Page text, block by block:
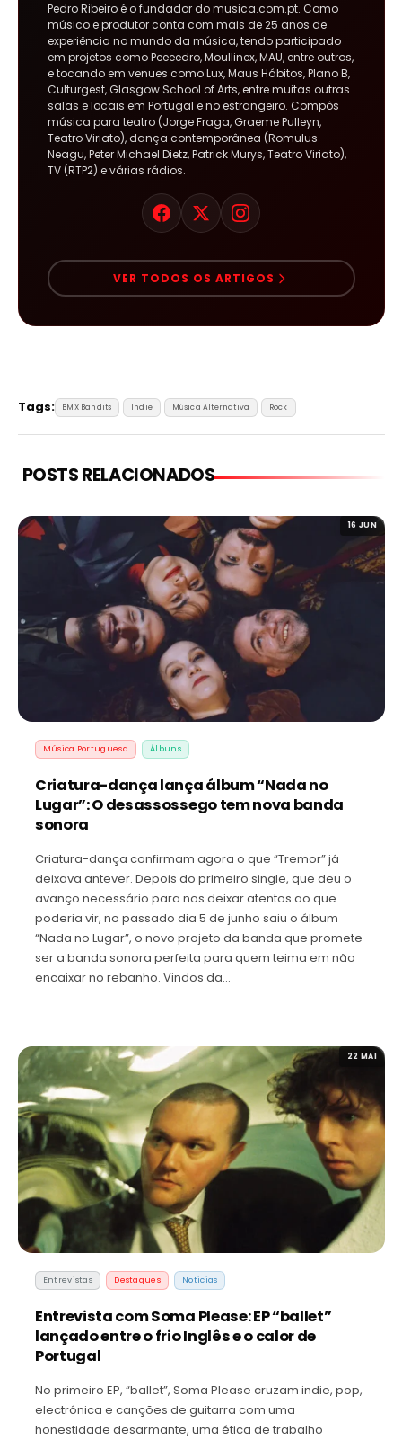
Pedro Ribeiro é o fundador do musica.com.pt. Como
músico e produtor conta com mais de 25 anos de
experiência no mundo da música, tendo participado
em projetos como Peeeedro, Moullinex, MAU, entre outros,
e tocando em venues como Lux, Maus Hábitos, Plano B,
Culturgest, Glasgow School of Arts, entre muitas outras
salas e locais em Portugal e no estrangeiro. Compôs
música para teatro (Jorge Fraga, Graeme Pulleyn,
Teatro Viriato), dança contemporânea (Romulus
Neagu, Peter Michael Dietz, Patrick Murys, Teatro Viriato),
TV (RTP2) e várias rádios.
VER TODOS OS ARTIGOS
Tags: BMX Bandits Indie Música Alternativa Rock
POSTS RELACIONADOS
16 JUN
Música Portuguesa Álbuns
Criatura-dança lança álbum “Nada no
Lugar”: O desassossego tem nova banda
sonora
Criatura-dança confirmam agora o que “Tremor” já
deixava antever. Depois do primeiro single, que deu o
avanço necessário para nos deixar atentos ao que
poderia vir, no passado dia 5 de junho saiu o álbum
“Nada no Lugar”, o novo projeto da banda que promete
ser a banda sonora perfeita para quem teima em não
encaixar no rebanho. Vindos da…
22 MAI
Entrevistas Destaques Noticias
Entrevista com Soma Please: EP “ballet”
lançado entre o frio Inglês e o calor de
Portugal
No primeiro EP, “ballet”, Soma Please cruzam indie, pop,
electrónica e canções de guitarra com uma
honestidade desarmante, uma ética de trabalho